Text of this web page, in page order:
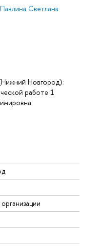
Павлина Светлана
Новгород):
работе 1